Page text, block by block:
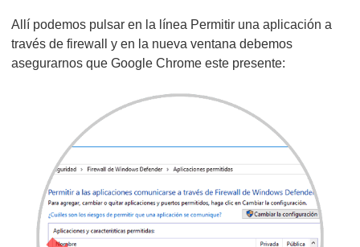
Allí podemos pulsar en la línea Permitir una aplicación a
través de firewall y en la nueva ventana debemos
asegurarnos que Google Chrome este presente: